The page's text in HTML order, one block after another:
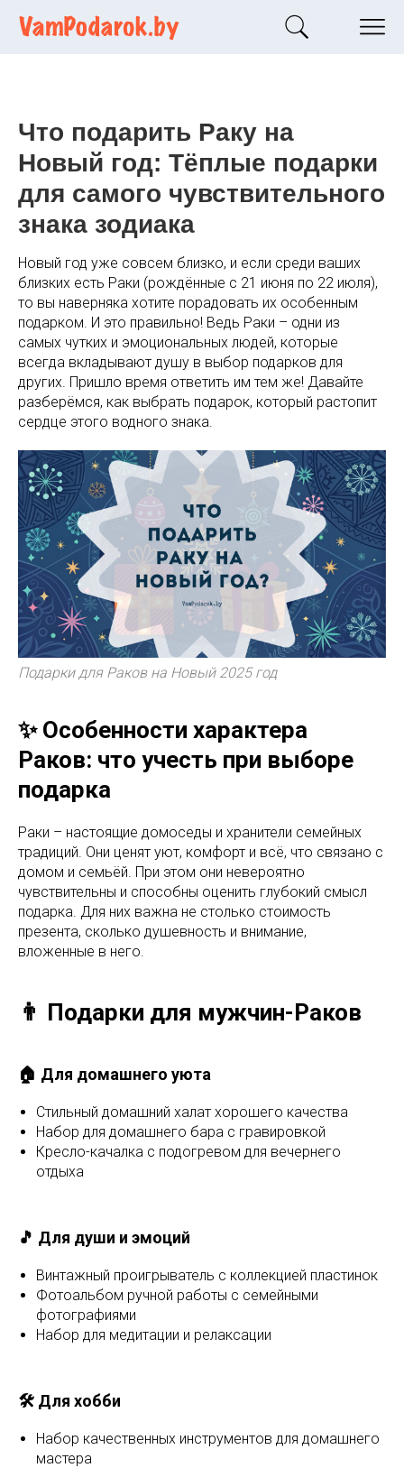
Что подарить Раку на
Новый год: Тёплые подарки
для самого чувствительного
знака зодиака
Новый год уже совсем близко, и если среди ваших
близких есть Раки (рождённые с 21 июня по 22 июля),
то вы наверняка хотите порадовать их особенным
подарком. И это правильно! Ведь Раки – одни из
самых чутких и эмоциональных людей, которые
всегда вкладывают душу в выбор подарков для
других. Пришло время ответить им тем же! Давайте
разберёмся, как выбрать подарок, который растопит
сердце этого водного знака.
Подарки для Раков на Новый 2025 год
✨ Особенности характера
Раков: что учесть при выборе
подарка
Раки – настоящие домоседы и хранители семейных
традиций. Они ценят уют, комфорт и всё, что связано с
домом и семьёй. При этом они невероятно
чувствительны и способны оценить глубокий смысл
подарка. Для них важна не столько стоимость
презента, сколько душевность и внимание,
вложенные в него.
👨 Подарки для мужчин-Раков
🏠 Для домашнего уюта
Стильный домашний халат хорошего качества
Набор для домашнего бара с гравировкой
Кресло-качалка с подогревом для вечернего
отдыха
🎵 Для души и эмоций
Винтажный проигрыватель с коллекцией пластинок
Фотоальбом ручной работы с семейными
фотографиями
Набор для медитации и релаксации
🛠️ Для хобби
Набор качественных инструментов для домашнего
мастера